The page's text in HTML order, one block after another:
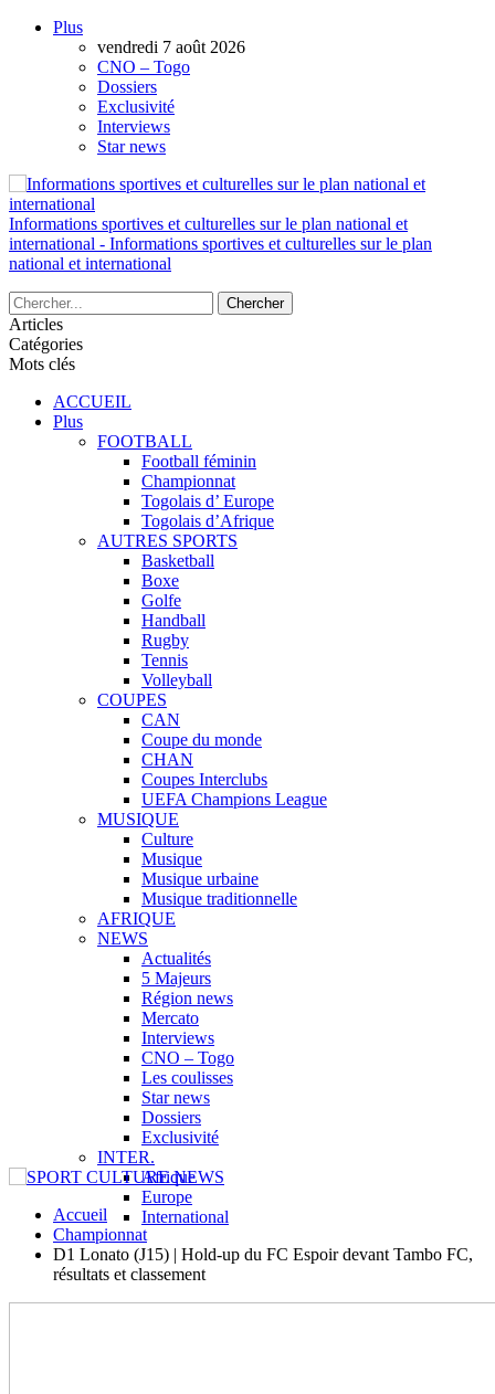
Plus
vendredi 7 août 2026
CNO – Togo
Dossiers
Exclusivité
Interviews
Star news
Informations sportives et culturelles sur le plan national et
international - Informations sportives et culturelles sur le plan
national et international
Articles
Catégories
Mots clés
ACCUEIL
Plus
FOOTBALL
Football féminin
Championnat
Togolais d’ Europe
Togolais d’Afrique
AUTRES SPORTS
Basketball
Boxe
Golfe
Handball
Rugby
Tennis
Volleyball
COUPES
CAN
Coupe du monde
CHAN
Coupes Interclubs
UEFA Champions League
MUSIQUE
Culture
Musique
Musique urbaine
Musique traditionnelle
AFRIQUE
NEWS
Actualités
5 Majeurs
Région news
Mercato
Interviews
CNO – Togo
Les coulisses
Star news
Dossiers
Exclusivité
INTER.
Afrique
Europe
International
Accueil
Championnat
D1 Lonato (J15) | Hold-up du FC Espoir devant Tambo FC,
résultats et classement
AUTORISATION DE LA HAAC N°0134/